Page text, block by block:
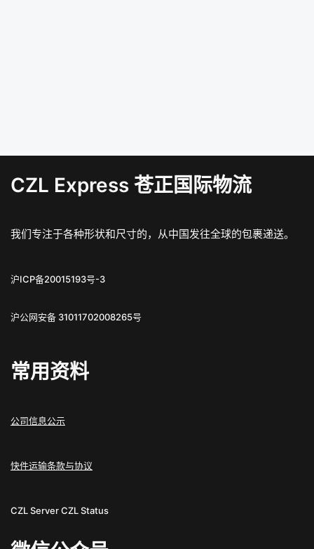
CZL Express 苍正国际物流
我们专注于各种形状和尺寸的，从中国发往全球的包裹递送。
沪ICP备20015193号-3
沪公网安备 31011702008265号
常用资料
公司信息公示
快件运输条款与协议
CZL ServerCZL Status